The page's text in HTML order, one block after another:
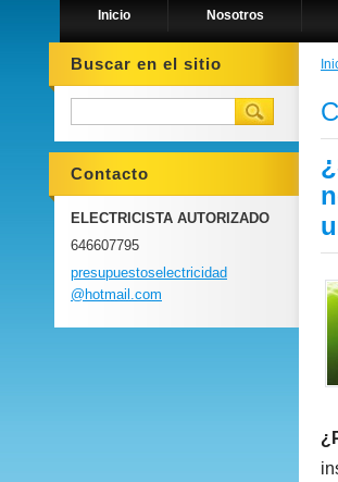
Inicio Nosotros
Buscar en el sitio
Contacto
ELECTRICISTA AUTORIZADO
646607795
presupuestoselectricidad
@hotmail .com